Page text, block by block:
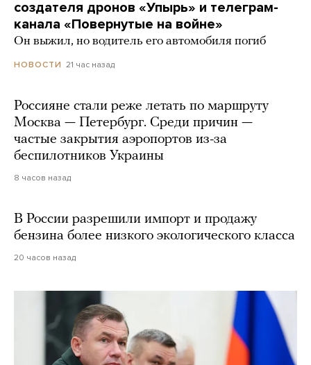
создателя дронов «Упырь» и телеграм-
канала «Повернутые на войне»
Он выжил, но водитель его автомобиля погиб
НОВОСТИ 21 час назад
Россияне стали реже летать по маршруту
Москва — Петербург. Среди причин —
частые закрытия аэропортов из-за
беспилотников Украины
8 часов назад
В России разрешили импорт и продажу
бензина более низкого экологического класса
20 часов назад